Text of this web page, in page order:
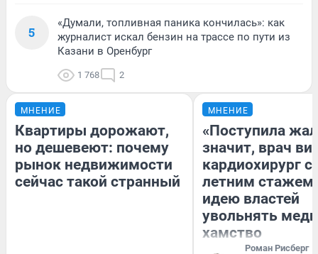
5
«Думали, топливная паника кончилась»: как
журналист искал бензин на трассе по пути из
Казани в Оренбург
1 768 2
МНЕНИЕ
Квартиры дорожают,
но дешевеют: почему
рынок недвижимости
сейчас такой странный
МНЕНИЕ
«Поступила
значит, врач
кардиохирург с
летним стажем
идею властей
увольнять
хамство
Роман Рисберг